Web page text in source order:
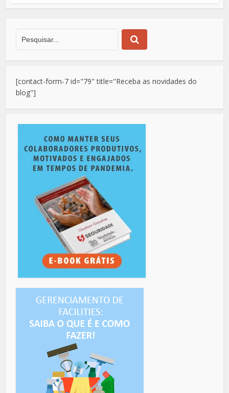
[contact-form-7 id="79" title="Receba as novidades do
blog"]